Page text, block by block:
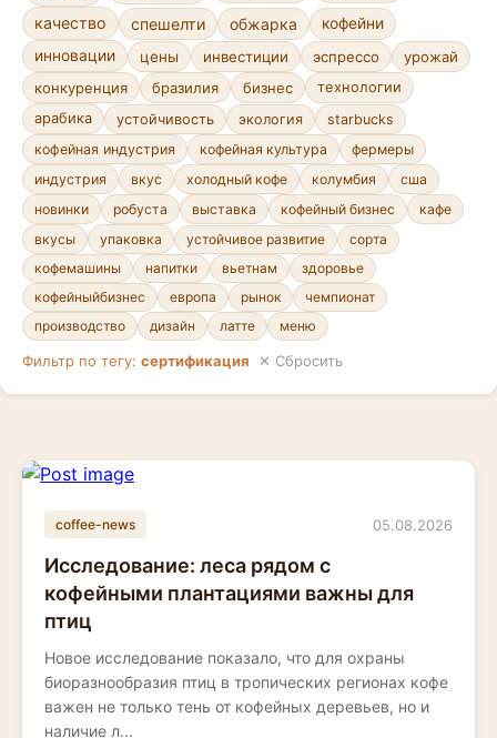
качество спешелти обжарка
кофейни
инновации
цены инвестиции эспрессо
урожай
конкуренция
бразилия бизнес
технологии
арабика
устойчивость экология
starbucks
кофейная индустрия
кофейная культура
фермеры
индустрия
вкус холодный кофе колумбия
сша
новинки
робуста выставка кофейный бизнес
кафе
вкусы
упаковка устойчивое развитие
сорта
кофемашины
напитки вьетнам
здоровье
кофейныйбизнес
европа рынок
чемпионат
производство
дизайн латте меню
Фильтр по тегу: сертификация ✕ Сбросить
coffee-news 05.08.2026
Исследование: леса рядом с
кофейными плантациями важны для
птиц
Новое исследование показало, что для охраны
биоразнообразия птиц в тропических регионах кофе
важен не только тень от кофейных деревьев, но и
наличие л...